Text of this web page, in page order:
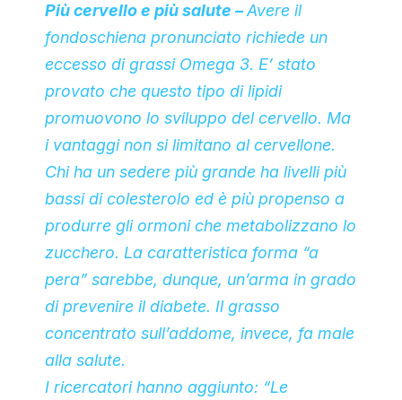
Più cervello e più salute –Avere il
fondoschiena pronunciato richiede un
eccesso di grassi Omega 3. E’ stato
provato che questo tipo di lipidi
promuovono lo sviluppo del cervello. Ma
i vantaggi non si limitano al cervellone.
Chi ha un sedere più grande ha livelli più
bassi di colesterolo ed è più propenso a
produrre gli ormoni che metabolizzano lo
zucchero. La caratteristica forma “a
pera” sarebbe, dunque, un’arma in grado
di prevenire il diabete. Il grasso
concentrato sull’addome, invece, fa male
alla salute.
I ricercatori hanno aggiunto: “Le